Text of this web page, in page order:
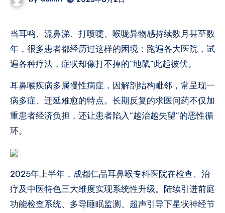
当耳鸣、流鼻涕、打喷嚏、喉咙异物感持续数月甚至数
年，很多患者都经历过这样的困境：跑遍各大医院，试
遍各种疗法，症状却像打不掉的“地鼠”此起彼伏。
耳鼻喉疾病多属慢性病症，因解剖结构毗邻，常呈现一
病多症、迁延难愈的特点。长期反复的求医问药不仅加
重患者经济负担，还让患者陷入“越治越失望”的恶性循
环。
2025年上半年，成都仁品耳鼻喉专科医院在检查、治
疗及中医特色三大维度实现系统性升级。陆续引进前庭
功能检查系统、多导睡眠监测、超声引导下星状神经节